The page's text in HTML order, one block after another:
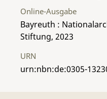
Online-Ausgabe
Bayreuth :
Stiftung, 2023
URN
urn:nbn:de:0305-